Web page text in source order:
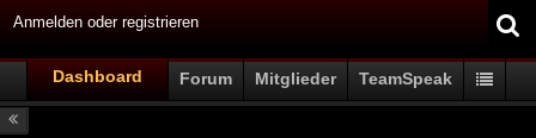
Anmelden oder registrieren
Dashboard Forum Mitglieder TeamSpeak